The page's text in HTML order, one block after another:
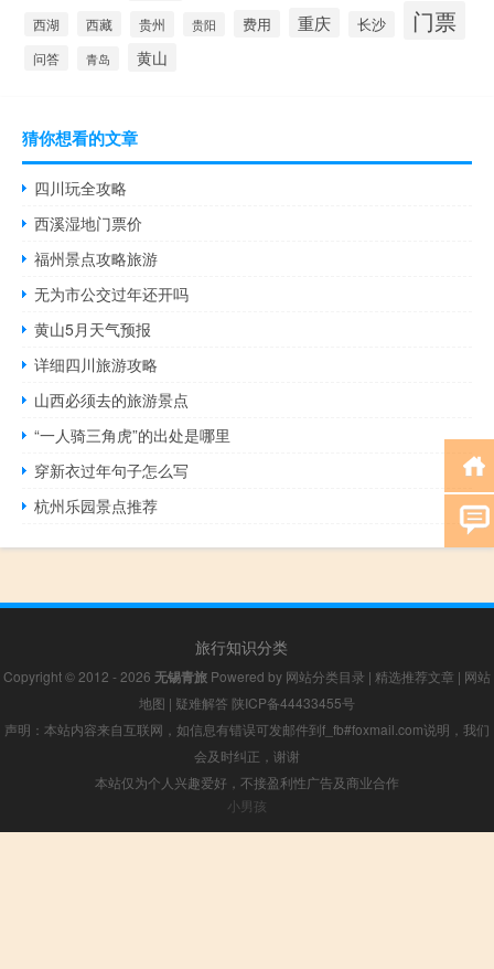
西湖 西藏 贵州 贵阳 费用 重庆 长沙 门票
问答 青岛 黄山
猜你想看的文章
四川玩全攻略
西溪湿地门票价
福州景点攻略旅游
无为市公交过年还开吗
黄山5月天气预报
详细四川旅游攻略
山西必须去的旅游景点
“一人骑三角虎”的出处是哪里
穿新衣过年句子怎么写
杭州乐园景点推荐
旅行知识分类
Copyright © 2012 - 2026 无锡青旅 Powered by 网站分类目录 | 精选推荐文章 | 网站
地图 | 疑难解答 陕ICP备44433455号
声明：本站内容来自互联网，如信息有错误可发邮件到f_fb#foxmail.com说明，我们
会及时纠正，谢谢
本站仅为个人兴趣爱好，不接盈利性广告及商业合作
小男孩